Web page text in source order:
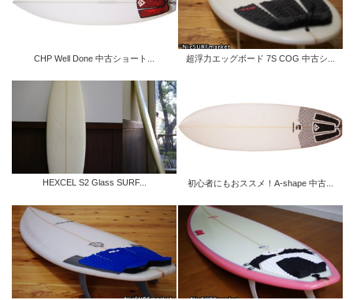
CHP Well Done 中古ショート... 超浮力エッグボード 7S COG 中古シ...
HEXCEL S2 Glass SURF... 初心者にもおススメ！A-shape 中古...